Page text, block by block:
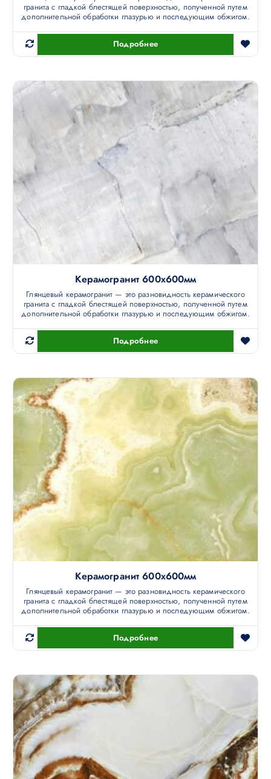
гранита с гладкой блестящей поверхностью, полученной путем
дополнительной обработки глазурью и последующим обжигом.
Подробнее
Керамогранит 600х600мм
Глянцевый керамогранит — это разновидность керамического
гранита с гладкой блестящей поверхностью, полученной путем
дополнительной обработки глазурью и последующим обжигом.
Подробнее
Керамогранит 600х600мм
Глянцевый керамогранит — это разновидность керамического
гранита с гладкой блестящей поверхностью, полученной путем
дополнительной обработки глазурью и последующим обжигом.
Подробнее